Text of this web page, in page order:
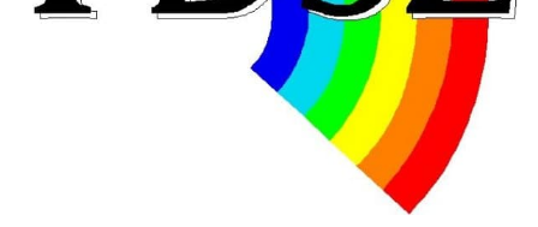
En Hongrie, le conservateur Peter Magyar et son parti
Tisza "Respect et liberté" ont remporté une large victoire,
contre le premier ministre sortant, Viktor Orban,…